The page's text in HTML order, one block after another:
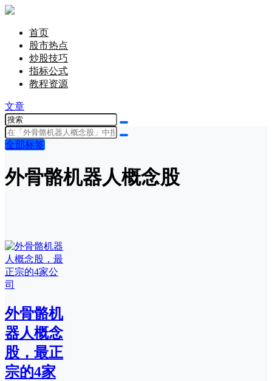
首页
股市热点
炒股技巧
指标公式
教程资源
文章
全部标签
外骨骼机器人概念股
外骨骼机
器人概念
股，最正
宗的4家